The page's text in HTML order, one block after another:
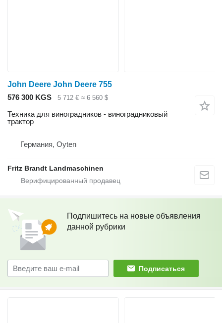
John Deere John Deere 755
576 300 KGS
5 712 € ≈ 6 560 $
Техника для виноградников - виноградниковый
трактор
Германия, Oyten
Fritz Brandt Landmaschinen
Подпишитесь на новые объявления
данной рубрики
Подписаться